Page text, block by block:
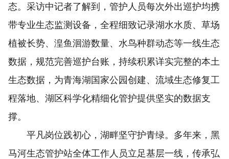
态。采访中记者了解到，管护人员每次外出巡护均携
带专业生态监测设备，全程细致记录湖水水质、草场
植被长势、湟鱼洄游数量、水鸟种群动态等一线生态
数据，规范完善巡护台账，持续积累详实完整的本土
生态数据，为青海湖国家公园创建、流域生态修复工
程落地、湖区科学化精细化管护提供坚实的数据支
撑。
平凡岗位践初心，湖畔坚守护青绿。多年来，黑
马河生态管护站全体工作人员立足基层一线，传承弘